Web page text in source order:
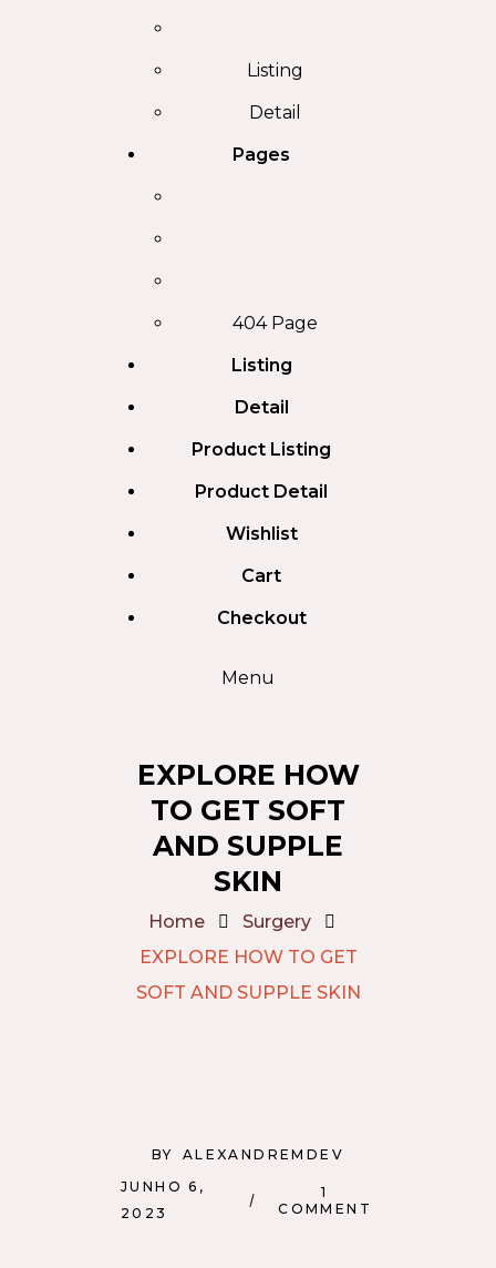
Listing
Detail
Pages
404 Page
Listing
Detail
Product Listing
Product Detail
Wishlist
Cart
Checkout
Menu
EXPLORE HOW
TO GET SOFT
AND SUPPLE
SKIN
Home
Surgery
EXPLORE HOW TO GET
SOFT AND SUPPLE SKIN
JUNHO 6,
2023
1
COMMENT
BY ALEXANDREMDEV